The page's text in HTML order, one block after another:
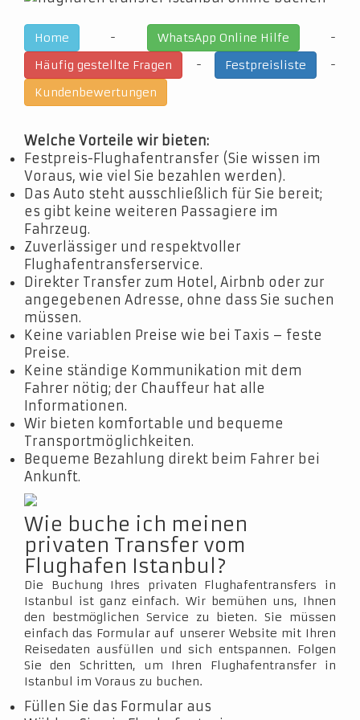
Home - WhatsApp Online Hilfe
-
Häufig gestellte Fragen
- Festpreisliste
-
Kundenbewertungen
Welche Vorteile wir bieten:
Festpreis-Flughafentransfer (Sie wissen im
Voraus, wie viel Sie bezahlen werden).
Das Auto steht ausschließlich für Sie bereit;
es gibt keine weiteren Passagiere im
Fahrzeug.
Zuverlässiger und respektvoller
Flughafentransferservice.
Direkter Transfer zum Hotel, Airbnb oder zur
angegebenen Adresse, ohne dass Sie suchen
müssen.
Keine variablen Preise wie bei Taxis – feste
Preise.
Keine ständige Kommunikation mit dem
Fahrer nötig; der Chauffeur hat alle
Informationen.
Wir bieten komfortable und bequeme
Transportmöglichkeiten.
Bequeme Bezahlung direkt beim Fahrer bei
Ankunft.
Wie buche ich meinen
privaten Transfer vom
Flughafen Istanbul?
Die Buchung Ihres privaten Flughafentransfers in
Istanbul ist ganz einfach. Wir bemühen uns, Ihnen
den bestmöglichen Service zu bieten. Sie müssen
einfach das Formular auf unserer Website mit Ihren
Reisedaten ausfüllen und sich entspannen. Folgen
Sie den Schritten, um Ihren Flughafentransfer in
Istanbul im Voraus zu buchen.
Füllen Sie das Formular aus